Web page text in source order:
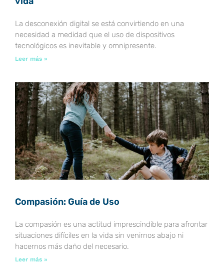
La desconexión digital se está convirtiendo en una
necesidad a medidad que el uso de dispositivos
tecnológicos es inevitable y omnipresente.
Leer más »
Compasión: Guía de Uso
La compasión es una actitud imprescindible para afrontar
situaciones difíciles en la vida sin venirnos abajo ni
hacernos más daño del necesario.
Leer más »